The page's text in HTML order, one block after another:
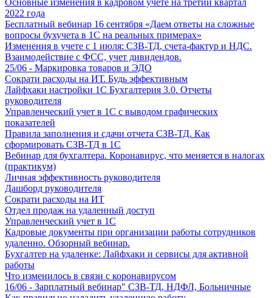
Основные изменения в кадровом учете на третий квартал
2022 года
Бесплатный вебинар 16 сентября «Даем ответы на сложные
вопросы бухучета в 1С на реальных примерах»
Изменения в учете с 1 июля: СЗВ-ТД, счета-фактур и НДС.
Взаимодействие с ФСС, учет дивидендов.
25/06 - Маркировка товаров и ЭДО
Сократи расходы на ИТ. Будь эффективным
Лайфхаки настройки 1С Бухгалтерия 3.0. Отчеты
руководителя
Управленческий учет в 1С с выводом графических
показателей
Правила заполнения и сдачи отчета СЗВ-ТД. Как
сформировать СЗВ-ТД в 1С
Вебинар для бухгалтера. Коронавирус, что меняется в налогах
(практикум)
Личная эффективность руководителя
Дашборд руководителя
Сократи расходы на ИТ
Отдел продаж на удаленный доступ
Управленческий учет в 1С
Кадровые документы при организации работы сотрудников
удаленно. Обзорный вебинар.
Бухгалтер на удаленке: Лайфхаки и сервисы для активной
работы
Что изменилось в связи с коронавирусом
16/06 - Зарплатный вебинар" СЗВ-ТД, НДФЛ, Больничные